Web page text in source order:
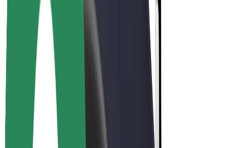
Franchises
Bedrijf
Carrière
Over Bolt
Duurzaamheid bij Bolt
Project Zero
Blog
Nieuws